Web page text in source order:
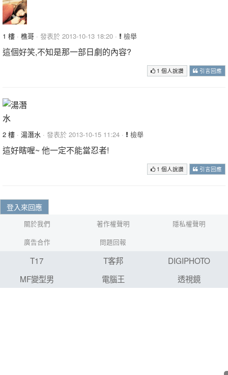
1 樓 · 樵哥 · 發表於 2013-10-13 18:20 · 檢舉
這個好笑,不知是那一部日劇的內容?
1 個人說讚 引言回應
2 樓 · 湯潛水 · 發表於 2013-10-15 11:24 · 檢舉
這好瞎喔~ 他一定不能當忍者!
1 個人說讚 引言回應
登入來回應
關於我們 著作權聲明
隱私權聲明
廣告合作
問題回報
T17 T客邦
DIGIPHOTO
MF變型男
電腦王 透視鏡